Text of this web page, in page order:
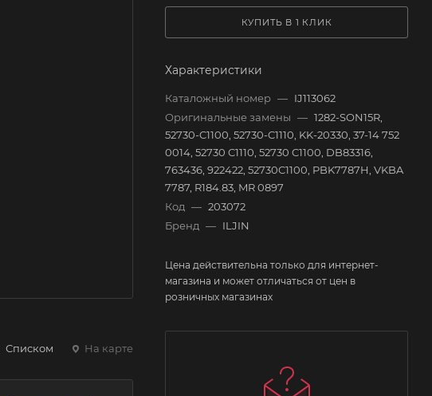
Списком На карте
КУПИТЬ В 1 КЛИК
Характеристики
Каталожный номер — IJ113062
Оригинальные замены — 1282-SON15R,
52730-C1100, 52730-C1110, KK-20330, 37-14 752
0014, 52730 C1110, 52730 C1100, DB83316,
763436, 922422, 52730C1100, PBK7787H, VKBA
7787, R184.83, MR 0897
Код — 203072
Бренд — ILJIN
Цена действительна только для интернет-
магазина и может отличаться от цен в
розничных магазинах